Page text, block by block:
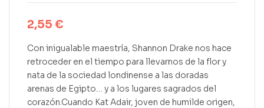
2,55 €
Con inigualable maestría, Shannon Drake nos hace
retroceder en el tiempo para llevarnos de la flor y
nata de la sociedad londinense a las doradas
arenas de Egipto… y a los lugares sagrados del
corazón.Cuando Kat Adair, joven de humilde origen,